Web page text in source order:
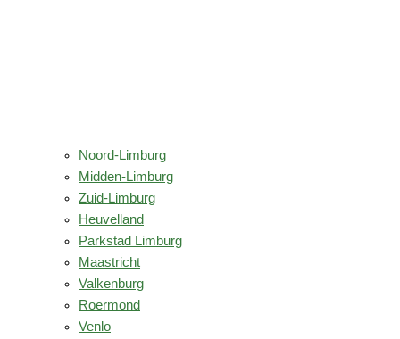
Noord-Limburg
Midden-Limburg
Zuid-Limburg
Heuvelland
Parkstad Limburg
Maastricht
Valkenburg
Roermond
Venlo